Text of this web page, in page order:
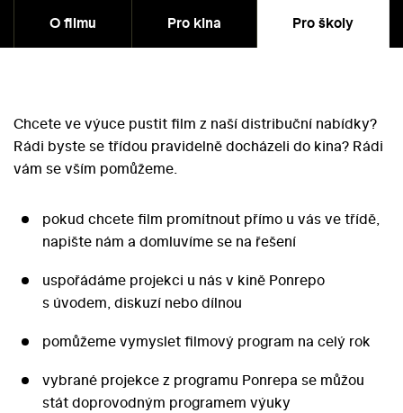
O filmu Pro kina Pro školy
Chcete ve výuce pustit film z naší distribuční nabídky?
Rádi byste se třídou pravidelně docházeli do kina? Rádi
vám se vším pomůžeme.
pokud chcete film promítnout přímo u vás ve třídě,
napište nám a domluvíme se na řešení
uspořádáme projekci u nás v kině Ponrepo
s úvodem, diskuzí nebo dílnou
pomůžeme vymyslet filmový program na celý rok
vybrané projekce z programu Ponrepa se můžou
stát doprovodným programem výuky